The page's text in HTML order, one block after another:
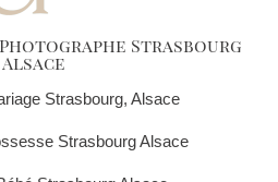
Strasbourg
Alsace
Strasbourg, Alsace
Strasbourg Alsace